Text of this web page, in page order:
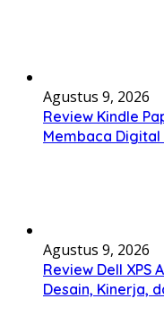
Agustus 9, 2026
Review Kindle
Membaca
Agustus 9, 2026
Review Dell XPS
Desain, Kinerja,